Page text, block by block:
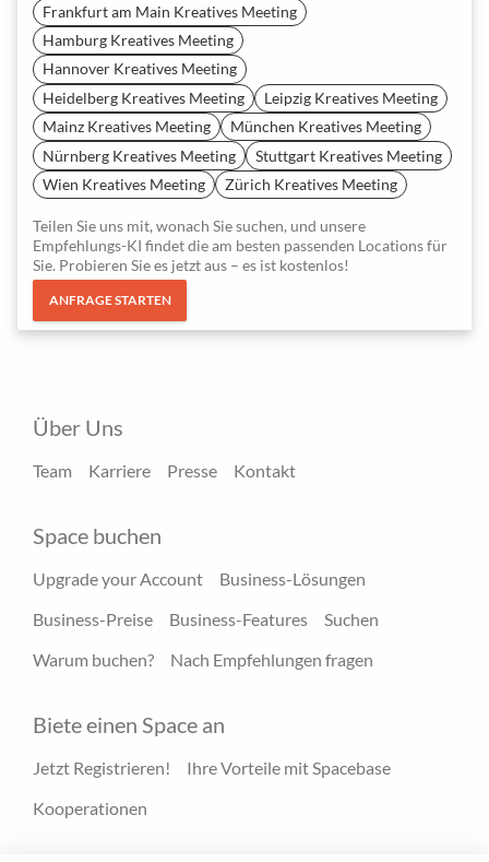
Frankfurt am Main Kreatives Meeting
Hamburg Kreatives Meeting
Hannover Kreatives Meeting
Heidelberg Kreatives Meeting
Leipzig Kreatives Meeting
Mainz Kreatives Meeting
München Kreatives Meeting
Nürnberg Kreatives Meeting
Stuttgart Kreatives Meeting
Wien Kreatives Meeting
Zürich Kreatives Meeting
Teilen Sie uns mit, wonach Sie suchen, und unsere
Empfehlungs-KI findet die am besten passenden Locations für
Sie. Probieren Sie es jetzt aus – es ist kostenlos!
ANFRAGE STARTEN
Über Uns
Team Karriere Presse Kontakt
Space buchen
Upgrade your Account
Business-Lösungen
Business-Preise
Business-Features
Suchen
Warum buchen?
Nach Empfehlungen fragen
Biete einen Space an
Jetzt Registrieren!
Ihre Vorteile mit Spacebase
Kooperationen